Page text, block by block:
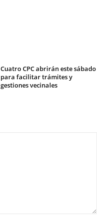
Cuatro CPC abrirán este sábado
para facilitar trámites y
gestiones vecinales